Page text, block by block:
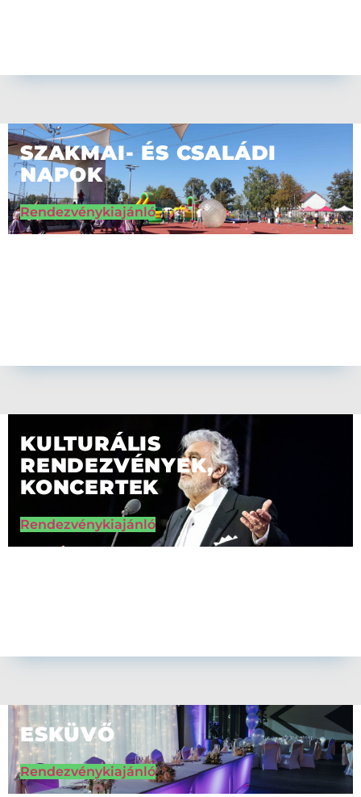
SZAKMAI- ÉS CSALÁDI
NAPOK
Rendezvénykiajánló
KULTURÁLIS
RENDEZVÉNYEK,
KONCERTEK
Rendezvénykiajánló
ESKÜVŐ
Rendezvénykiajánló